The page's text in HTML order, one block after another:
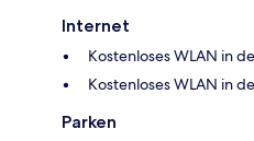
Internet
Kostenloses WLAN in
Kostenloses WLAN in
Parken